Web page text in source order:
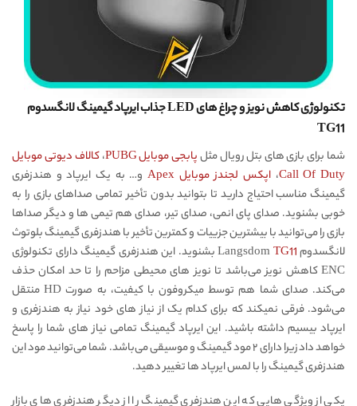
تکنولوژی کاهش نویز و چراغ های LED جذاب ایرپاد گیمینگ لانگسدوم
TG11
شما برای بازی های بتل رویال مثلپابجی موبایل PUBG ،کالاف دیوتی موبایل
Call Of Duty، اپکس لجندز موبایل Apex
و… به یک ایرپاد و هندزفری
گیمینگ مناسب احتیاج دارید تا بتوانید بدون تأخیر تمامی صداهای بازی را به
خوبی بشنوید. صدای پای انمی، صدای تیر، صدای هم تیمی ها و دیگر صداها
بازی را می‌توانید با بیشترین جزییات و کمترین تأخیر با هندزفری گیمینگ بلوتوث
لانگسدوم LangsdomTG11
بشنوید. این هندزفری گیمینگ دارای تکنولوژی
ENC کاهش نویز می‌باشد تا نویز های محیطی مزاحم را تا حد امکان حذف
می‌کند. صدای شما هم توسط میکروفون با کیفیت، به صورت HD منتقل
می‌شود. فرقی نمیکند که برای کدام یک از نیاز های خود نیاز به هندزفری و
ایرپاد بیسیم داشته باشید. این ایرپاد گیمینگ تمامی نیاز های شما را پاسخ
خواهد داد زیرا دارای ۲ مود گیمینگ و موسیقی می‌باشد. شما می‌توانید مود این
هندزفری گیمینگ را با لمس ایرپاد ها تغییر دهید.
یکی از ویژگی هایی که این هندزفری گیمینگ را از دیگر هندزفری های بازار